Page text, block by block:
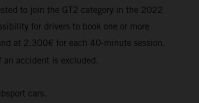
to join the GT2 category in the 2022
for drivers to book one or more
at 2.300€ for each 40-minute session.
accident is excluded.
cars.